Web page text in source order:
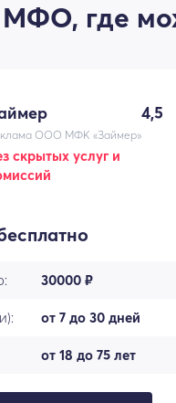
где
4,5
ООО МФК «Займер»
скрытых услуг и
30000 ₽
от 7 до 30 дней
от 18 до 75 лет